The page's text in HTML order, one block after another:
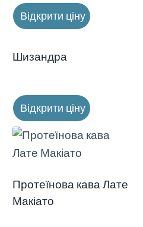
Відкрити ціну
Шизандра
Відкрити ціну
Протеїнова кава Лате
Макіато